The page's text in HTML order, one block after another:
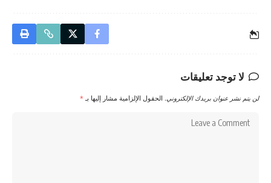
لا توجد تعليقات
لن يتم نشر عنوان بريدك الإلكتروني. الحقول الإلزامية مشار إليها بـ *